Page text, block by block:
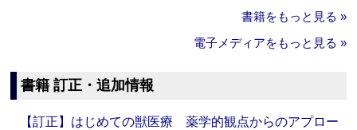
書籍をもっと見る »
電子メディアをもっと見る »
書籍 訂正・追加情報
【訂正】はじめての獣医療 薬学的観点からのアプロー